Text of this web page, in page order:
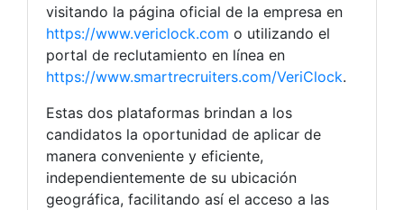
visitando la página oficial de la empresa en
https://www.vericlock.com o utilizando el
portal de reclutamiento en línea en
https://www.smartrecruiters.com/VeriClock.
Estas dos plataformas brindan a los
candidatos la oportunidad de aplicar de
manera conveniente y eficiente,
independientemente de su ubicación
geográfica, facilitando así el acceso a las